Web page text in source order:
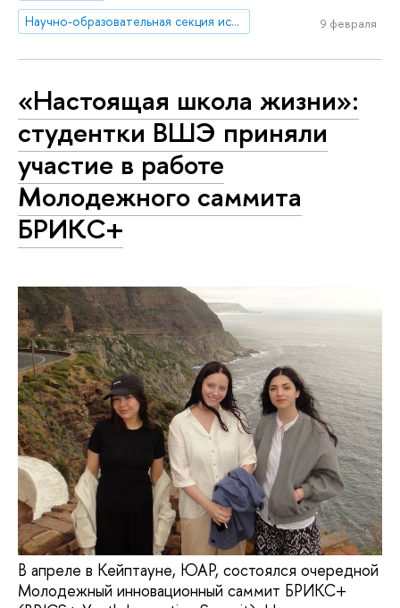
Научно-образовательная секция исследований Ближнего Востока и Северной Африки
9 февраля
«Настоящая школа жизни»:
студентки ВШЭ приняли
участие в работе
Молодежного саммита
БРИКС+
В апреле в Кейптауне, ЮАР, состоялся очередной
Молодежный инновационный саммит БРИКС+